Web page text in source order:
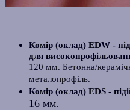
Комір (оклад) EDW -
для
120 мм. Бетонна/
металопрофіль.
Комір (оклад) EDS -
16 мм.